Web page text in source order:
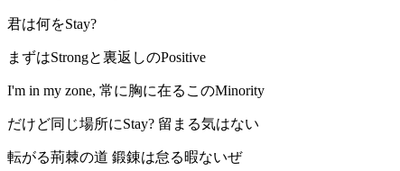
君は何をStay?
まずはStrongと裏返しのPositive
I'm in my zone, 常に胸に在るこのMinority
だけど同じ場所にStay? 留まる気はない
転がる荊棘の道 鍛錬は怠る暇ないぜ